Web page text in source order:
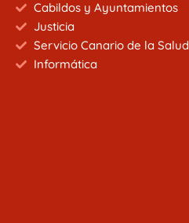
Cabildos y Ayuntamientos
Justicia
Servicio Canario de la Salud
Informática